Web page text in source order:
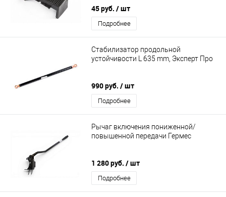
45 руб. / шт
Подробнее
Стабилизатор продольной
устойчивости L 635 mm, Эксперт Про
990 руб. / шт
Подробнее
Рычаг включения пониженной/
повышенной передачи Гермес
1 280 руб. / шт
Подробнее